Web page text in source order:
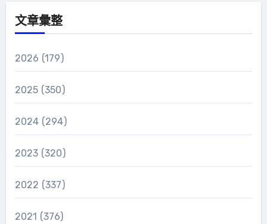
文章彙整
2026 (179)
2025 (350)
2024 (294)
2023 (320)
2022 (337)
2021 (376)